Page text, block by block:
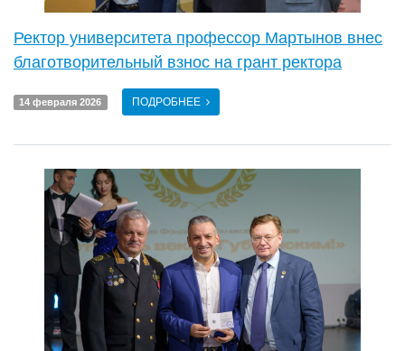
Ректор университета профессор Мартынов внес
благотворительный взнос на грант ректора
14 февраля 2026 ПОДРОБНЕЕ